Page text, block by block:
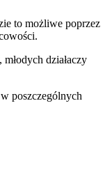
to możliwe poprzez
działaczy
poszczególnych